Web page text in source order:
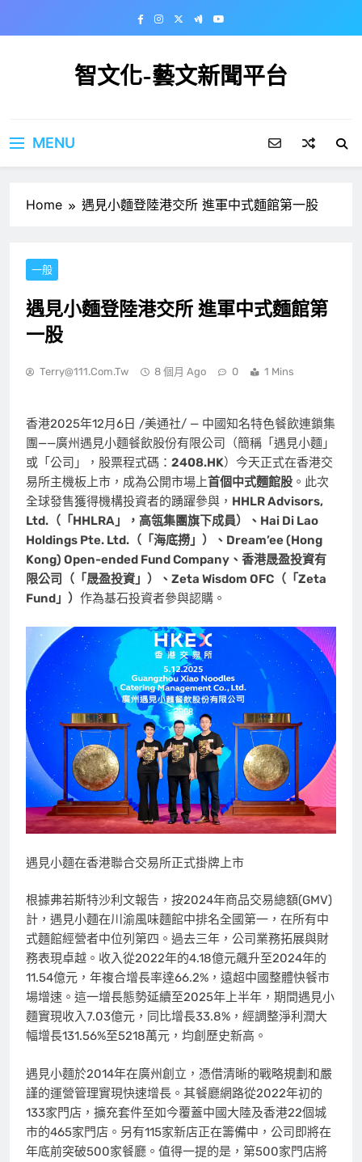
智文化-藝文新聞平台
MENU
Home 遇見小麵登陸港交所 進軍中式麵館第一股
一般
遇見小麵登陸港交所 進軍中式麵館第
一股
Terry@111.com.tw 8 個月 Ago 0 1 Mins
香港2025年12月6日 /美通社/ — 中國知名特色餐飲連鎖集
團——廣州遇見小麵餐飲股份有限公司（簡稱「 遇見小麵 」
或「公司」，股票程式碼： 2408.HK）今天正式在香港交
易所主機板上市，成為公開市場上首個中式麵館股 。此次
全球發售獲得機構投資者的踴躍參與， HHLR Advisors,
Ltd.（「 HHLRA」，高瓴集團旗下成員）、 Hai Di Lao
Holdings Pte. Ltd.（「海底撈」）、 Dream’ee (Hong
Kong) Open-ended Fund Company、香港晟盈投資有
限公司（「晟盈投資」）、Zeta Wisdom OFC（「Zeta
Fund」） 作為基石投資者參與認購。
遇見小麵在香港聯合交易所正式掛牌上市
根據弗若斯特沙利文報告，按2024年商品交易總額(GMV)
計， 遇見小麵在川渝風味麵館中排名全國第一，在所有中
式麵館經營者中位列第四。過去三年，公司業務拓展與財
務表現卓越。收入從2022年的4.18億元飆升至2024年的
11.54億元，年複合增長率達66.2%，遠超中國整體快餐市
場增速。這一增長態勢延續至2025年上半年，期間遇見小
麵實現收入7.03億元，同比增長33.8%，經調整淨利潤大
幅增長131.56%至5218萬元，均創歷史新高。
遇見小麵於2014年在廣州創立，憑借清晰的戰略規劃和嚴
謹的運營管理實現快速增長。其餐廳網路從2022年初的
133家門店，擴充套件至如今覆蓋中國大陸及香港22個城
市的465家門店。另有115家新店正在籌備中，公司 即將在
年底前突破500家餐廳。值得一提的是，第500家門店將